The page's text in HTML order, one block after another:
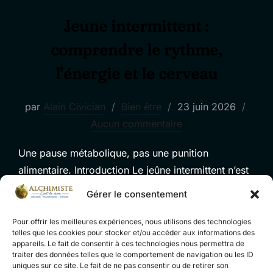
Gérer le consentement
Pour offrir les meilleures expériences, nous utilisons des technologies
telles que les cookies pour stocker et/ou accéder aux informations des
appareils. Le fait de consentir à ces technologies nous permettra de
traiter des données telles que le comportement de navigation ou les ID
uniques sur ce site. Le fait de ne pas consentir ou de retirer son
par Alain Civician Bien être
Publié
le
23 juin 2026
Aucun commentaire
Une pause métabolique, pas une punition
alimentaire. Introduction Le jeûne intermittent n’est
pas une guerre déclarée au petit-déjeuner, ni une
machine céleste au bout de trois cafés noirs. C’est
plutôt une manière d’organiser ses repas autour
d’un principe simple : alterner des périodes où l’on